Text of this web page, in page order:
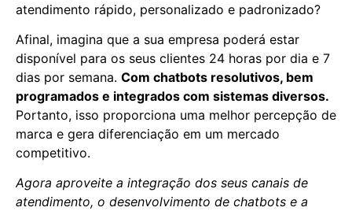
atendimento rápido, personalizado e padronizado?
Afinal, imagina que a sua empresa poderá estar
disponível para os seus clientes 24 horas por dia e 7
dias por semana. Com chatbots resolutivos, bem
programados e integrados com sistemas diversos.
Portanto, isso proporciona uma melhor percepção de
marca e gera diferenciação em um mercado
competitivo.
Agora aproveite a integração dos seus canais de
atendimento, o desenvolvimento de chatbots e a